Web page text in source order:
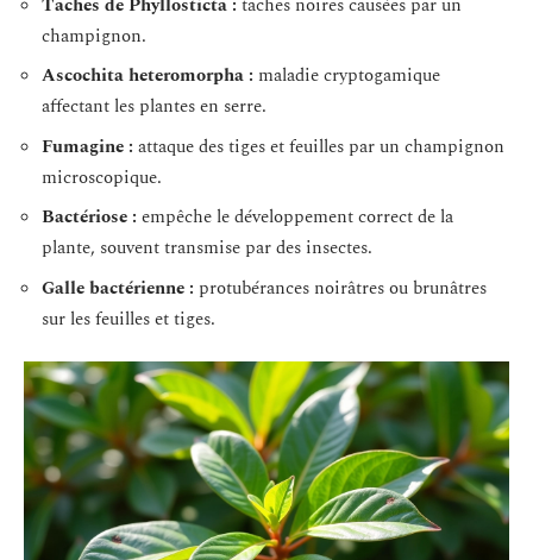
champignon.
Ascochita heteromorpha : maladie cryptogamique
affectant les plantes en serre.
Fumagine : attaque des tiges et feuilles par un champignon
microscopique.
Bactériose : empêche le développement correct de la
plante, souvent transmise par des insectes.
Galle bactérienne : protubérances noirâtres ou brunâtres
sur les feuilles et tiges.